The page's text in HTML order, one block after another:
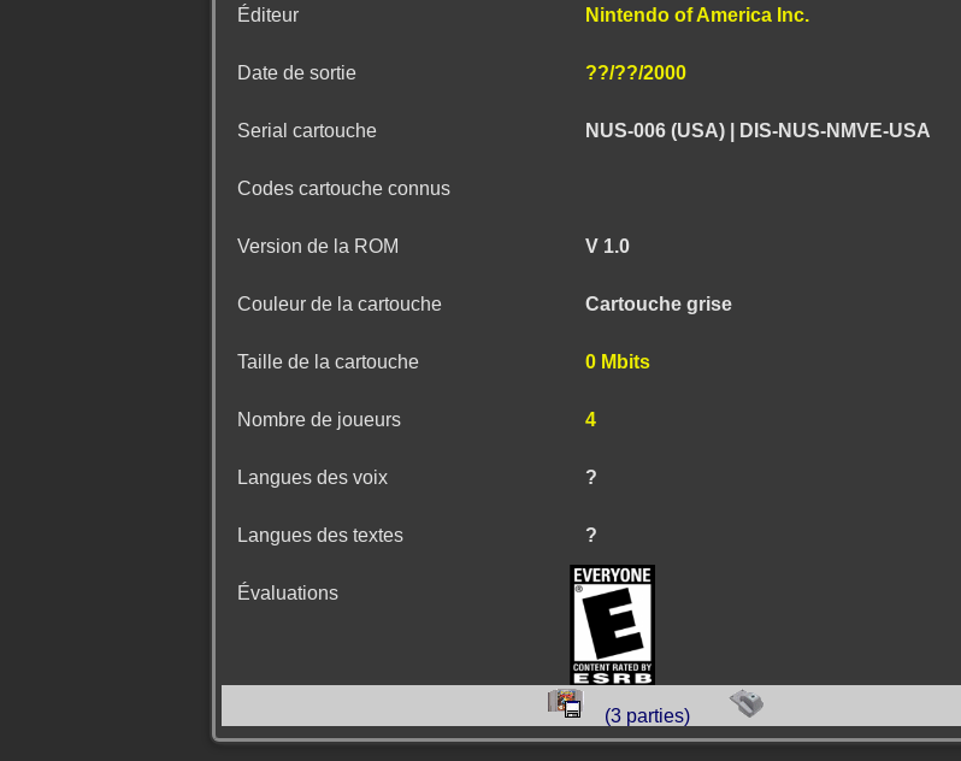
Éditeur Nintendo of America Inc.
Date de sortie ??/??/2000
Serial cartouche NUS-006 (USA) | DIS-NUS-NMVE-USA
Codes cartouche connus
Version de la ROM V 1.0
Couleur de la cartouche Cartouche grise
Taille de la cartouche 0 Mbits
Nombre de joueurs 4
Langues des voix ?
Langues des textes ?
Évaluations
(3 parties)